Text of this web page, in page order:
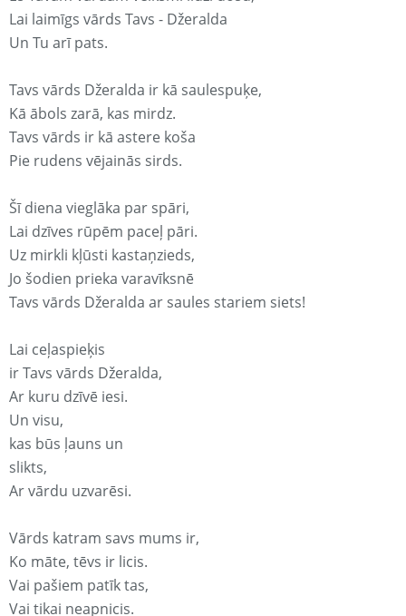
Lai laimīgs vārds Tavs - Džeralda
Un Tu arī pats.
Tavs vārds Džeralda ir kā saulespuķe,
Kā ābols zarā, kas mirdz.
Tavs vārds ir kā astere koša
Pie rudens vējainās sirds.
Šī diena vieglāka par spāri,
Lai dzīves rūpēm paceļ pāri.
Uz mirkli kļūsti kastaņzieds,
Jo šodien prieka varavīksnē
Tavs vārds Džeralda ar saules stariem siets!
Lai ceļaspieķis
ir Tavs vārds Džeralda,
Ar kuru dzīvē iesi.
Un visu,
kas būs ļauns un
slikts,
Ar vārdu uzvarēsi.
Vārds katram savs mums ir,
Ko māte, tēvs ir licis.
Vai pašiem patīk tas,
Vai tikai neapnicis.